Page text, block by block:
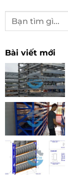
Bài viết mới